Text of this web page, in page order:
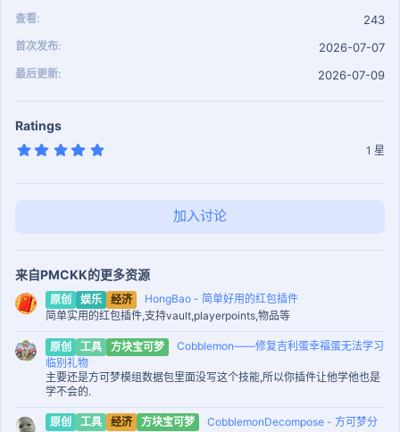
查看 243
首次发布 2026-07-07
最后更新 2026-07-09
Ratings
5
0
1 星
加入讨论
来自PMCKK的更多资源
原创 娱乐 经济
HongBao - 简单好用的红包插件
简单实用的红包插件,支持vault,playerpoints,物品等
原创 工具 方块宝可梦
Cobblemon——修复吉利蛋幸福蛋无法学习
临别礼物
主要还是方可梦模组数据包里面没写这个技能,所以你插件让他学他也是
学不会的.
原创 工具 经济 方块宝可梦
CobblemonDecompose - 方可梦分